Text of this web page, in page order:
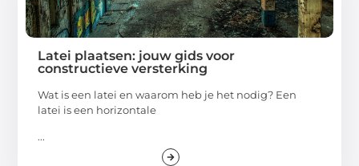
Latei plaatsen: jouw gids voor
constructieve versterking
Wat is een latei en waarom heb je het nodig? Een
latei is een horizontale
...